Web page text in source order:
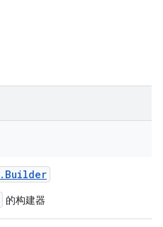
. Builder
的构建器